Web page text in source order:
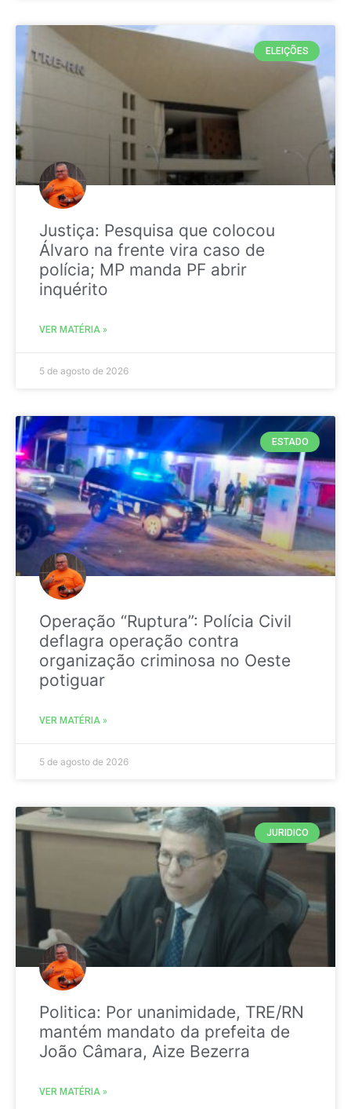
ELEIÇÕES
Justiça: Pesquisa que colocou
Álvaro na frente vira caso de
polícia; MP manda PF abrir
inquérito
VER MATÉRIA »
5 de agosto de 2026
ESTADO
Operação “Ruptura”: Polícia Civil
deflagra operação contra
organização criminosa no Oeste
potiguar
VER MATÉRIA »
5 de agosto de 2026
JURIDICO
Politica: Por unanimidade, TRE/RN
mantém mandato da prefeita de
João Câmara, Aize Bezerra
VER MATÉRIA »